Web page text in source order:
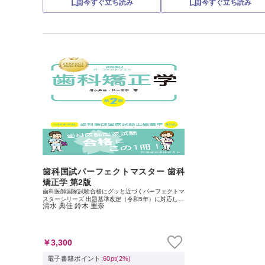
今すぐ立ち読み 今すぐ立ち読み
歯科国試パーフェクトマスター 歯科
矯正学 第2版
歯科医師国家試験合格にグッと近づくパーフェクトマ
スターシリーズ 出題基準改定（令和5年）に対応した
改訂版，登場 歯科医師国家試験対策のために愛用さ
清水 典佳 鈴木 里奈
￥3,300
電子書籍ポイント:60pt(2%)